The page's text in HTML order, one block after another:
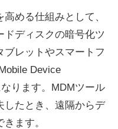
める仕組みとして、
ドディスクの暗号化ツ
ブレットやスマートフ
Device
ります。MDMツール
したとき、遠隔からデ
ます。